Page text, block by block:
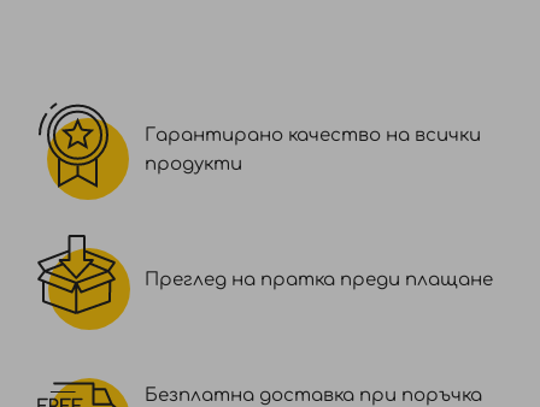
Гарантирано качество на всички
продукти
Преглед на пратка преди плащане
Безплатна доставка при поръчка